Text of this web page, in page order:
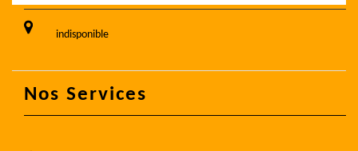
indisponible
Nos Services